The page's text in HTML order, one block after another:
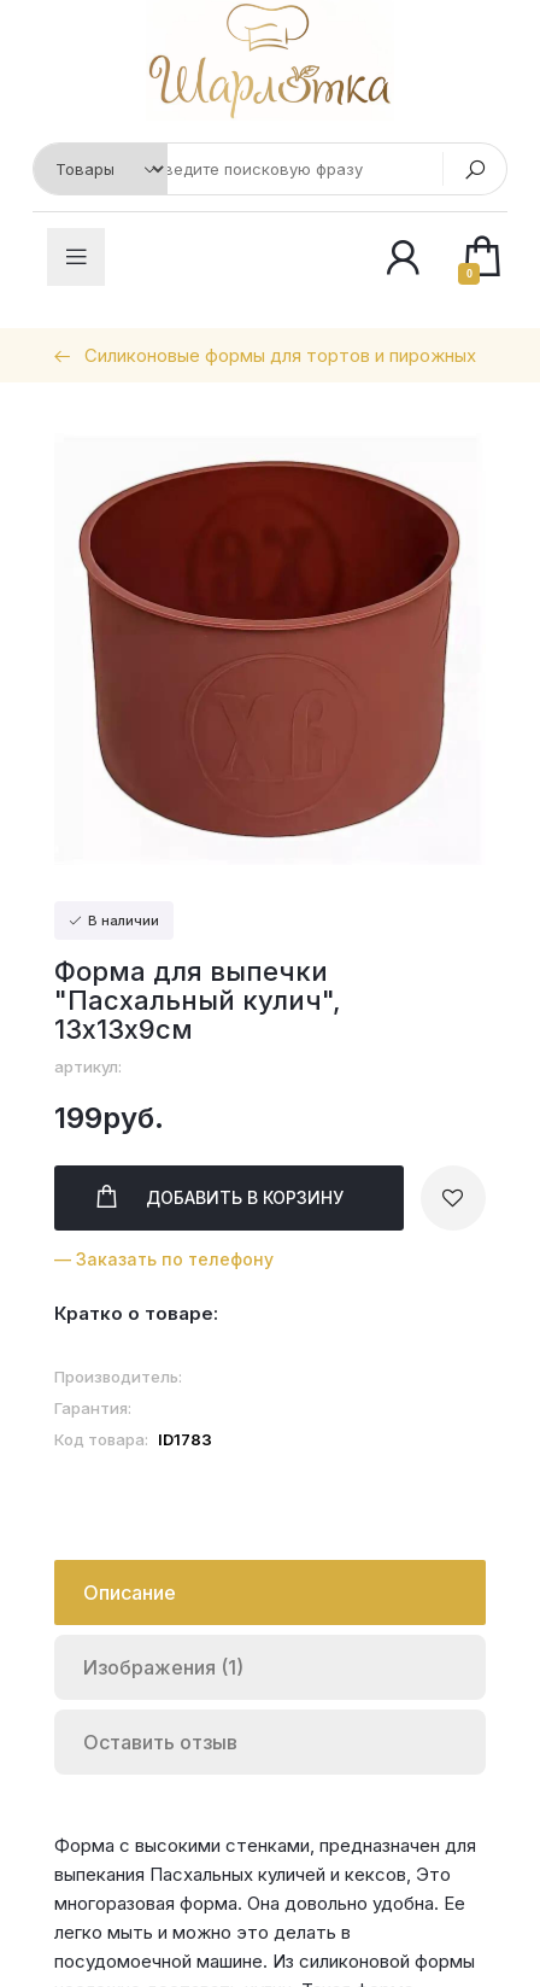
0
Силиконовые формы для тортов и пирожных
В наличии
Форма для выпечки
"Пасхальный кулич",
13х13х9см
артикул:
199руб.
ДОБАВИТЬ В КОРЗИНУ
— Заказать по телефону
Кратко о товаре:
Производитель:
Гарантия:
Код товара:
ID1783
Описание
Изображения (1)
Оставить отзыв
Форма с высокими стенками, предназначен для
выпекания Пасхальных куличей и кексов, Это
многоразовая форма. Она довольно удобна. Ее
легко мыть и можно это делать в
посудомоечной машине. Из силиконовой формы